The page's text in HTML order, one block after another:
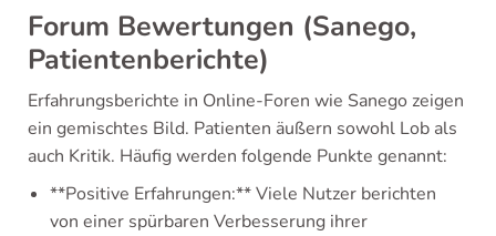
Forum Bewertungen (Sanego,
Patientenberichte)
Erfahrungsberichte in Online-Foren wie Sanego zeigen
ein gemischtes Bild. Patienten äußern sowohl Lob als
auch Kritik. Häufig werden folgende Punkte genannt:
**Positive Erfahrungen:** Viele Nutzer berichten
von einer spürbaren Verbesserung ihrer